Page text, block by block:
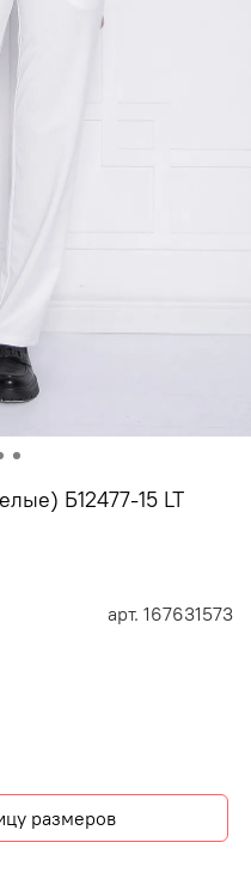
арт. 167631573
Б12477-15 LT
размеров